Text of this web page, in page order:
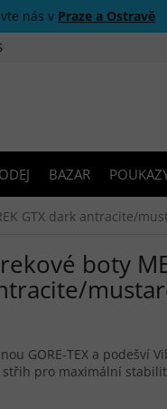
nás v Praze a Ostravě
BAZAR
GTX dark antracite/
boty
GORE-TEX a podešví
střih pro maximální